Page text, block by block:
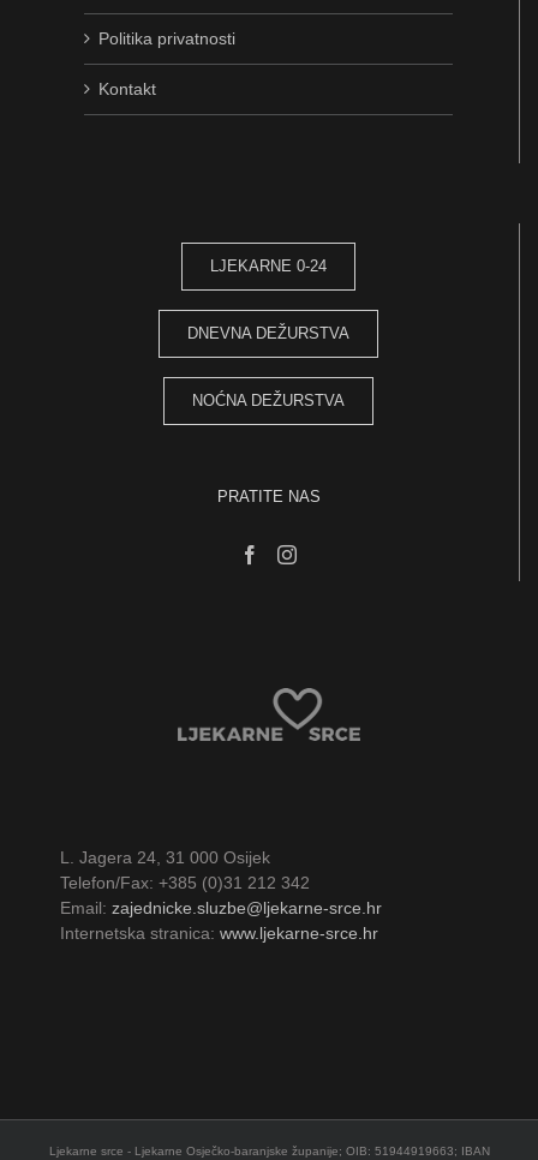
Politika privatnosti
Kontakt
LJEKARNE 0-24
DNEVNA DEŽURSTVA
NOĆNA DEŽURSTVA
PRATITE NAS
L. Jagera 24, 31 000 Osijek
Telefon/Fax: +385 (0)31 212 342
Email: zajednicke.sluzbe@ljekarne-srce.hr
Internetska stranica: www.ljekarne-srce.hr
Ljekarne srce - Ljekarne Osječko-baranjske županije; OIB: 51944919663; IBAN